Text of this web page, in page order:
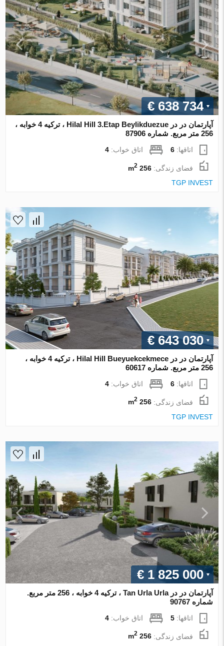
€ 638 734
آپارتمان در در Hilal Hill 3.Etap Beylikduezue ، ترکیه 4 خوابه ،
256 متر مربع. شماره 87906
اتاقها:6 اتاق خواب:4
فضای زندگی:256 m
2
TGP INVEST
€ 643 030
آپارتمان در در Hilal Hill Bueyuekcekmece ، ترکیه 4 خوابه ،
256 متر مربع. شماره 60617
اتاقها:6 اتاق خواب:4
فضای زندگی:256 m
2
TGP INVEST
€ 1 825 000
آپارتمان در در Tan Urla Urla ، ترکیه 4 خوابه ، 256 متر مربع.
شماره 90767
اتاقها:5 اتاق خواب:4
فضای زندگی:256 m
2